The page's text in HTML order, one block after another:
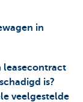
in
leasecontract
is?
veelgestelde